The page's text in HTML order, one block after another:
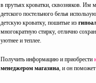
в прутьях кроватки, сквозняков. Им
детского постельного белья
детскую кроватку, пошитые из
многократную стирку, отлично
уютнее и теплее.
Получить информацию и приобрести
менеджером магазина, и он поможет